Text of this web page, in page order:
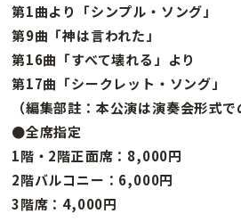
第1曲より「シンプル・ソング」
第9曲「神は言われた」
第16曲「すべて壊れる」より
第17曲「シークレット・ソング」
（編集部註：本公演は演奏会形式で
●全席指定
1階・2階正面席：8,000円
2階バルコニー：6,000円
3階席：4,000円